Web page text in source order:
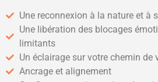
Une reconnexion à la nature et à
Une libération des blocages
limitants
Un éclairage sur votre chemin de
Ancrage et alignement